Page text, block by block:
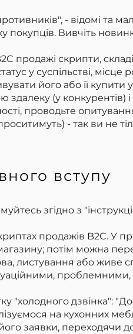
- відомі та
покупців. Вивчіть
продажі скрипти,
у суспільстві,
його або її купити
(у конкурентів)
проводьте
- так ви не
вступу
згідно з
продажів B2C. У
потім можна
листування або живе
"холодного дзвінка":
на кухонних
заявки, переходячи